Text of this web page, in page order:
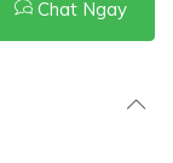
Chat Ngay